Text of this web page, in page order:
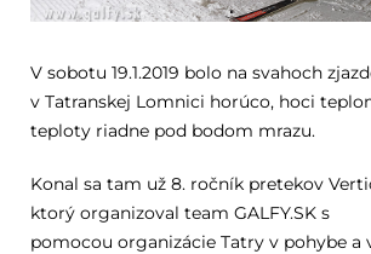
V sobotu 19.1.2019 bolo na svahoch
v Tatranskej Lomnici horúco, hoci
teploty riadne pod bodom mrazu.
Konal sa tam už 8. ročník pretekov
ktorý organizoval team GALFY.SK s
pomocou organizácie Tatry v pohybe a